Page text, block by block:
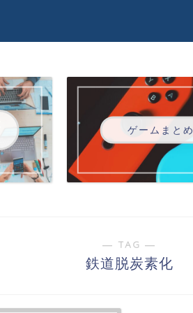
ゲームまとめ
― TAG ―
鉄道脱炭素化